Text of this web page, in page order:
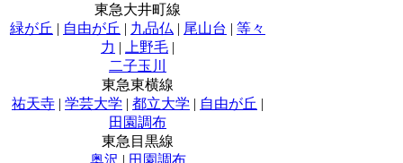
東急大井町線
緑が丘 | 自由が丘 | 九品仏 | 尾山台 | 等々
力 | 上野毛 |
二子玉川
東急東横線
祐天寺 | 学芸大学 | 都立大学 | 自由が丘 |
田園調布
東急目黒線
奥沢 | 田園調布